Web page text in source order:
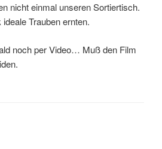
nicht einmal unseren Sortiertisch.
Trauben ernten.
noch per Video… Muß den Film